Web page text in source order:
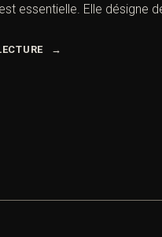
essentielle. Elle désigne